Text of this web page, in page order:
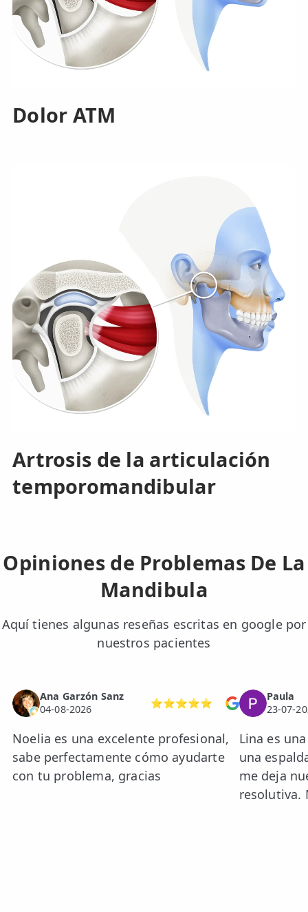
Dolor ATM
Artrosis de la articulación
temporomandibular
Opiniones de Problemas De La
Mandibula
Aquí tienes algunas reseñas escritas en google por
nuestros pacientes
Ana Garzón Sanz
04-08-2026
⭐⭐⭐⭐⭐
Noelia es una excelente profesional,
sabe perfectamente cómo ayudarte
con tu problema, gracias
Paula
23-07-
Lina es
una
me deja
resolutiva.